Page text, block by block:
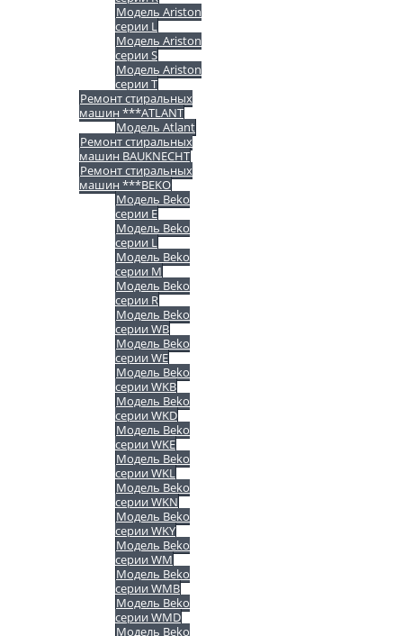
Модель Ariston
серии L
Модель Ariston
серии S
Модель Ariston
серии T
Ремонт стиральных
машин ***ATLANT
Модель Atlant
Ремонт стиральных
машин BAUKNECHT
Ремонт стиральных
машин ***BEKO
Модель Beko
серии E
Модель Beko
серии L
Модель Beko
серии M
Модель Beko
серии R
Модель Beko
серии WB
Модель Beko
серии WE
Модель Beko
серии WKB
Модель Beko
серии WKD
Модель Beko
серии WKE
Модель Beko
серии WKL
Модель Beko
серии WKN
Модель Beko
серии WKY
Модель Beko
серии WM
Модель Beko
серии WMB
Модель Beko
серии WMD
Модель Beko